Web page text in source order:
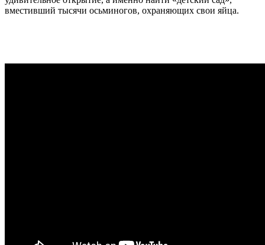
вместивший тысячи осьминогов, охраняющих свои яйца.